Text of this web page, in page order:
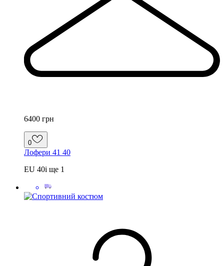
6400 грн
0
Лофери 41 40
EU 40і ще 1